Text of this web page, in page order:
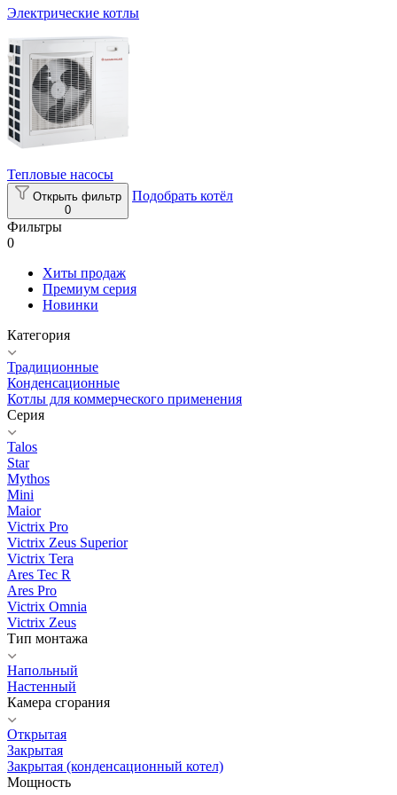
Электрические котлы
Тепловые насосы
Открыть фильтр
0
Подобрать котёл
Фильтры
0
Хиты продаж
Премиум серия
Новинки
Категория
Традиционные
Конденсационные
Котлы для коммерческого применения
Серия
Talos
Star
Mythos
Mini
Maior
Victrix Pro
Victrix Zeus Superior
Victrix Tera
Ares Tec R
Ares Pro
Victrix Omnia
Victrix Zeus
Тип монтажа
Напольный
Настенный
Камера сгорания
Открытая
Закрытая
Закрытая (конденсационный котел)
Мощность